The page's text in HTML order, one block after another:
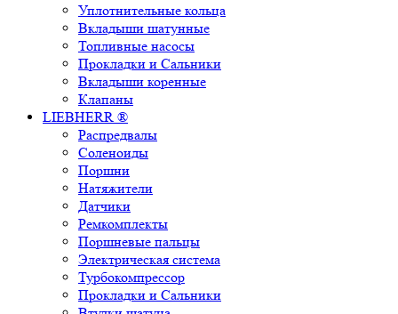
Уплотнительные кольца
Вкладыши шатунные
Топливные насосы
Прокладки и Сальники
Вкладыши коренные
Клапаны
LIEBHERR ®
Распредвалы
Соленоиды
Поршни
Натяжители
Датчики
Ремкомплекты
Поршневые пальцы
Электрическая система
Турбокомпрессор
Прокладки и Сальники